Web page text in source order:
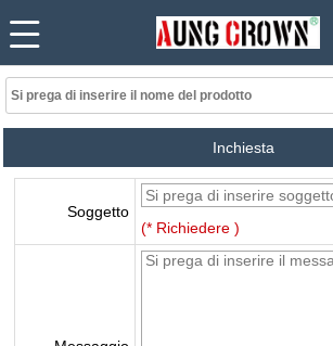
Inchiesta
Soggetto
(* Richiedere )